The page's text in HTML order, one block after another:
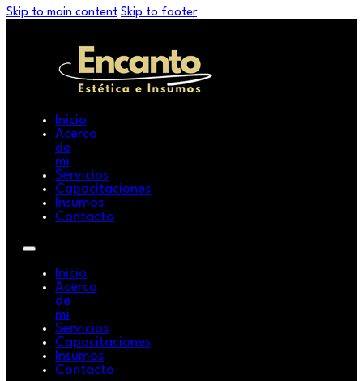
Skip to main content Skip to footer
Inicio
Acerca
de
mi
Servicios
Capacitaciones
Insumos
Contacto
Inicio
Acerca
de
mi
Servicios
Capacitaciones
Insumos
Contacto